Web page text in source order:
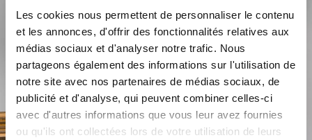
Les cookies nous permettent de personnaliser le contenu
et les annonces, d'offrir des fonctionnalités relatives aux
médias sociaux et d'analyser notre trafic. Nous
partageons également des informations sur l'utilisation de
notre site avec nos partenaires de médias sociaux, de
publicité et d'analyse, qui peuvent combiner celles-ci
avec d'autres informations que vous leur avez fournies
ou qu'ils ont collectées lors de votre utilisation de leurs